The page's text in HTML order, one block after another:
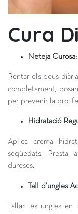
Cura
Neteja Curosa:
Rentar els peus
completament,
per prevenir la
Hidratació
Aplica crema
seqüedats. Presta
dureses.
Tall d’ungles
Tallar les ungles